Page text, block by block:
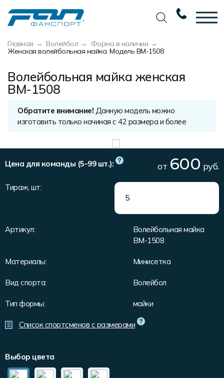
Главная Волейбол
Форма в наличии
Женская волейбольная майка. Модель ВМ-1508
Волейбольная майка женская
ВМ-1508
Обратите внимание! Данную модель можно
изготовить только начиная с 42 размера и более
Цена для команды (5-99 шт.): от 600 руб.
Тираж, шт:
Артикул:
Волейбольная майка
ВМ-1508
Материалы: Минисетка
Вид спорта: Волейбол
Тип формы: майки
Список спортсменов с размерами
Выбор цвета
Вернуться назад
Футбол
Баскетбол
Волейбол
Беговая форма
Другие виды спорта
Спортивная одежда
Форма в наличии
Вернуться назад
Новости
Наши награды
Сертификаты
Галерея работ
Фото изделий
Наше производство
Статьи
Вернуться назад
Разработка дизайна
Услуги по пошиву
Экипировка
Экипировка профессиональных
Изготовление мерча
Пошив формы для курьеров
Вернуться назад
Разработка дизайна
Требования к макету
Технологии печати
Виды тканей
Карта цветов
Таблица размеров
Маркировка и упаковка изделий
Система скидок и наценок